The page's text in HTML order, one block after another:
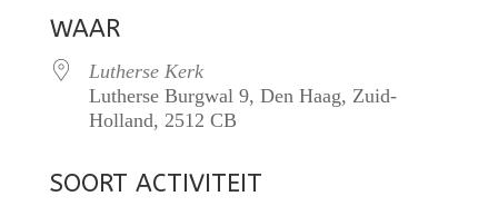
WAAR
Lutherse Kerk
Lutherse Burgwal 9, Den Haag, Zuid-
Holland, 2512 CB
SOORT ACTIVITEIT